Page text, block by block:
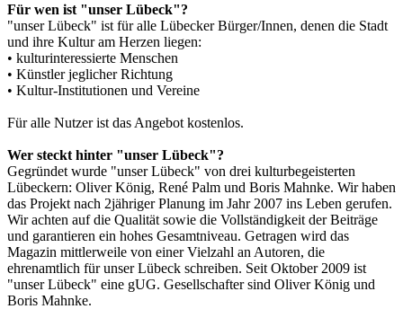
Für wen ist "unser Lübeck"?
"unser Lübeck" ist für alle Lübecker Bürger/Innen, denen die Stadt
und ihre Kultur am Herzen liegen:
• kulturinteressierte Menschen
• Künstler jeglicher Richtung
• Kultur-Institutionen und Vereine
Für alle Nutzer ist das Angebot kostenlos.
Wer steckt hinter "unser Lübeck"?
Gegründet wurde "unser Lübeck" von drei kulturbegeisterten
Lübeckern: Oliver König, René Palm und Boris Mahnke. Wir haben
das Projekt nach 2jähriger Planung im Jahr 2007 ins Leben gerufen.
Wir achten auf die Qualität sowie die Vollständigkeit der Beiträge
und garantieren ein hohes Gesamtniveau. Getragen wird das
Magazin mittlerweile von einer Vielzahl an Autoren, die
ehrenamtlich für unser Lübeck schreiben. Seit Oktober 2009 ist
"unser Lübeck" eine gUG. Gesellschafter sind Oliver König und
Boris Mahnke.